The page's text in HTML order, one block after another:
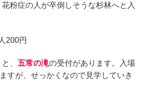
粉症の人が卒倒しそうな杉林へと入
、 五常の滝の受付があります。入場
すが、せっかくなので見学していき